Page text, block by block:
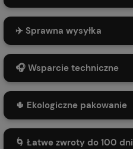
✈️ Sprawna wysyłka
🎧 Wsparcie techniczne
🌵 Ekologiczne pakowanie
🌀 Łatwe zwroty do 100 dni